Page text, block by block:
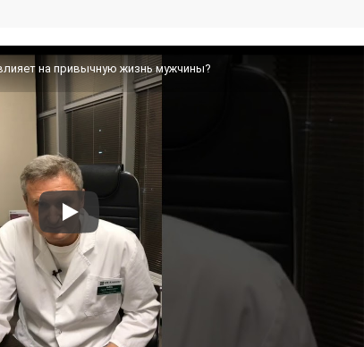
на привычную жизнь мужчины?